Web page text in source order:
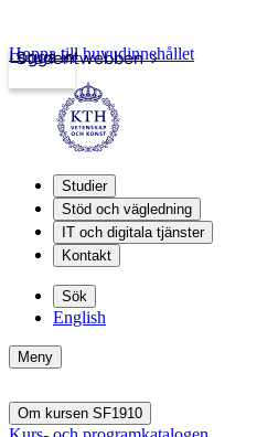
Studentwebben
Logga in
Hoppa till huvudinnehållet
Studier
Stöd och vägledning
IT och digitala tjänster
Kontakt
Sök
English
Meny
Om kursen SF1910